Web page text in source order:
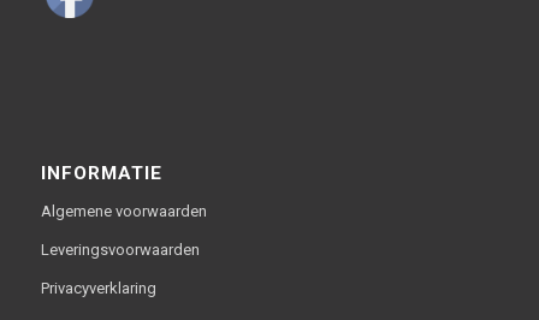
INFORMATIE
Algemene voorwaarden
Leveringsvoorwaarden
Privacyverklaring